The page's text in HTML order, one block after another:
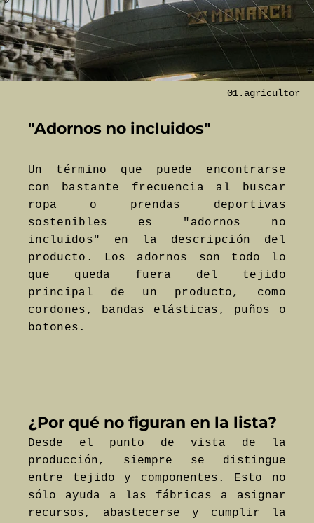
01.agricultor
"Adornos no incluidos"
Un término que puede encontrarse
con bastante frecuencia al buscar
ropa o prendas deportivas
sostenibles es "adornos no
incluidos" en la descripción del
producto. Los adornos son todo lo
que queda fuera del tejido
principal de un producto, como
cordones, bandas elásticas, puños o
botones.
¿Por qué no figuran en la lista?
Desde el punto de vista de la
producción, siempre se distingue
entre tejido y componentes. Esto no
sólo ayuda a las fábricas a asignar
recursos, abastecerse y cumplir la